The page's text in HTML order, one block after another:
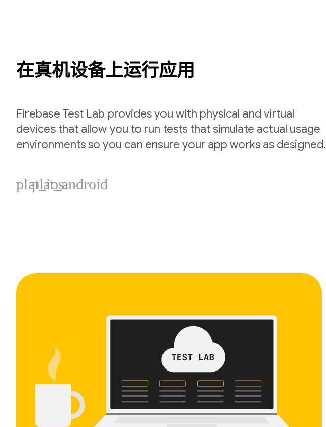
在真机设备上运行应用
Firebase Test Lab provides you with physical and virtual
devices that allow you to run tests that simulate actual usage
environments so you can ensure your app works as designed.
plat_ios
plat_android